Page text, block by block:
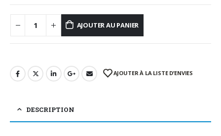
AJOUTER AU PANIER
AJOUTER À LA LISTE D’ENVIES
DESCRIPTION